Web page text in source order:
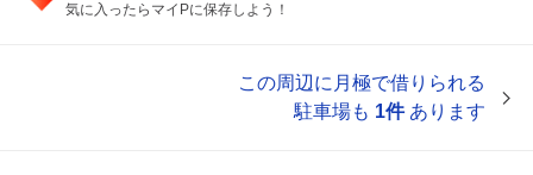
気に入ったらマイPに保存しよう！
この周辺に月極で借りられる
駐車場も 1件あります